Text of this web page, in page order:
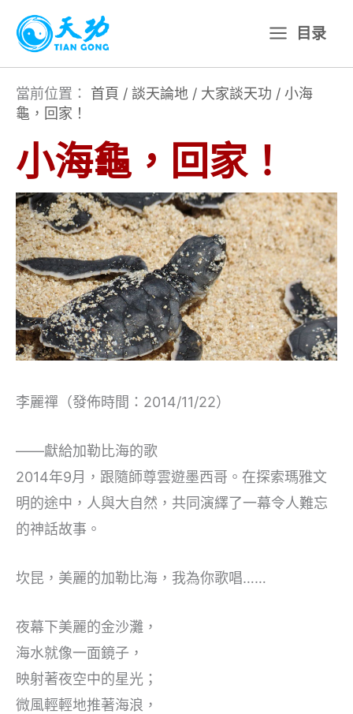
主
目录
當前位置： 首頁 / 談天論地 / 大家談天功 / 小海
龜，回家！
小海龜，回家！
李麗禪（發佈時間：2014/11/22）
——獻給加勒比海的歌
2014年9月，跟隨師尊雲遊墨西哥。在探索瑪雅文
明的途中，人與大自然，共同演繹了一幕令人難忘
的神話故事。
坎昆，美麗的加勒比海，我為你歌唱……
夜幕下美麗的金沙灘，
海水就像一面鏡子，
映射著夜空中的星光；
微風輕輕地推著海浪，